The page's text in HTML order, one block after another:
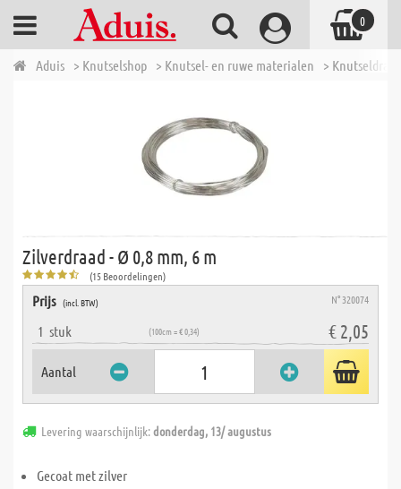
Aduis > Knutselshop > Knutsel- en ruwe materialen >
Zilverdraad - Ø 0,8 mm, 6 m
(15 Beoordelingen)
Prijs (incl. BTW) N° 320074
1 stuk (100cm = € 0,34) € 2,05
Aantal
Levering waarschijnlijk:donderdag, 13/ augustus
Gecoat met zilver
0